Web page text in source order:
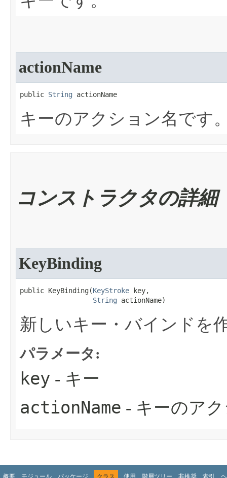
actionName
public String actionName
キーのアクション名です
コンストラクタの詳細
KeyBinding
public KeyBinding​(KeyStroke key,
String actionName)
新しいキー・バインドを
パラメータ:
key - キー
actionName - キーのア
概要 モジュール パッケージ クラス 使用 階層ツリー 非推奨 索引